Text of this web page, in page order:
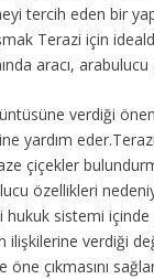
tercih eden bir
Terazi için
aracı,
verdiği
yardım
çiçekler
özellikleri
sistemi
ilişkilerine verdiği
çıkmasını